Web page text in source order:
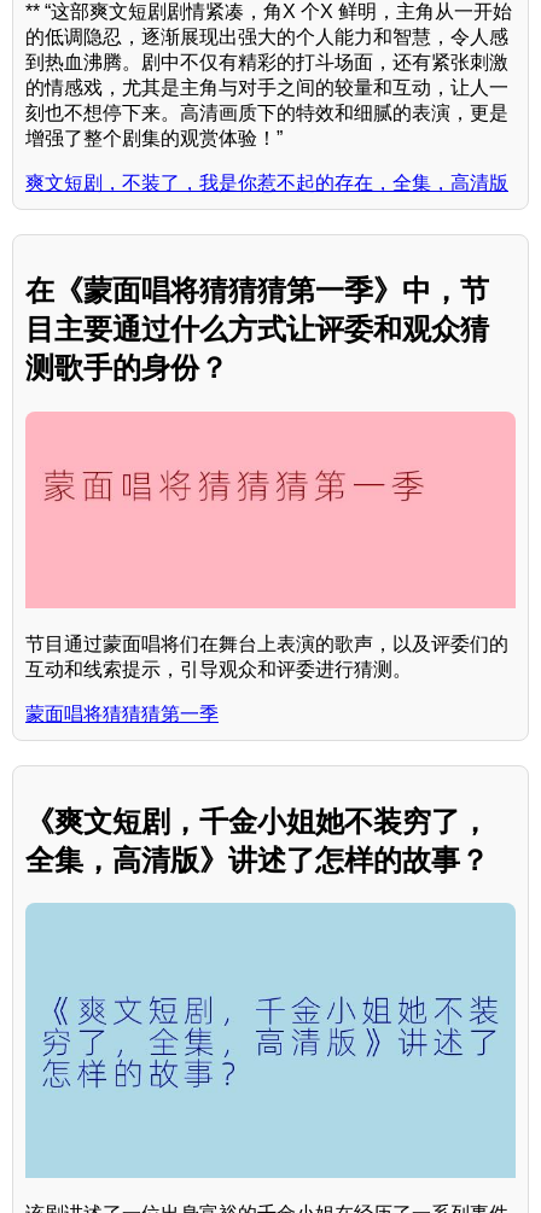
** “这部爽文短剧剧情紧凑，角X 个X 鲜明，主角从一开始
的低调隐忍，逐渐展现出强大的个人能力和智慧，令人感
到热血沸腾。剧中不仅有精彩的打斗场面，还有紧张刺激
的情感戏，尤其是主角与对手之间的较量和互动，让人一
刻也不想停下来。高清画质下的特效和细腻的表演，更是
增强了整个剧集的观赏体验！”
爽文短剧，不装了，我是你惹不起的存在，全集，高清版
在《蒙面唱将猜猜猜第一季》中，节
目主要通过什么方式让评委和观众猜
测歌手的身份？
节目通过蒙面唱将们在舞台上表演的歌声，以及评委们的
互动和线索提示，引导观众和评委进行猜测。
蒙面唱将猜猜猜第一季
《爽文短剧，千金小姐她不装穷了，
全集，高清版》讲述了怎样的故事？